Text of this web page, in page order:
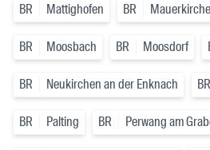
BR Mattighofen BR
BR Moosbach BR Moosdorf
BR Neukirchen an der Enknach BR
BR Palting BR Perwang am